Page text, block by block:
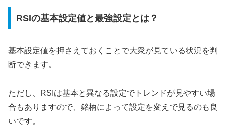
RSIの基本設定値と最強設定とは？
基本設定値を押さえておくことで大衆が見ている状況を判
断できます。
ただし、RSIは基本と異なる設定でトレンドが見やすい場
合もありますので、銘柄によって設定を変えで見るのも良
いです。